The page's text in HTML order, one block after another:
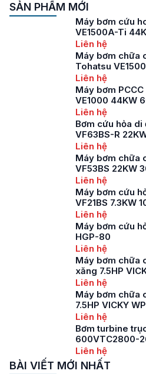
SẢN PHẨM MỚI
Máy bơm cứu
VE1500A-Ti
Liên hệ
Máy bơm chữa
Tohatsu
Liên hệ
Máy bơm
VE1000 44KW
Liên hệ
Bơm cứu hỏa
VF63BS-R
Liên hệ
Máy bơm chữa
VF53BS 22KW
Liên hệ
Máy bơm cứu
VF21BS 7.3KW
Liên hệ
Máy bơm cứu
HGP-80
Liên hệ
Máy bơm chữa
xăng 7.5HP
Liên hệ
Máy bơm chữa
7.5HP VICKY
Liên hệ
Bơm turbine
600VTC2800-
Liên hệ
BÀI VIẾT MỚI NHẤT